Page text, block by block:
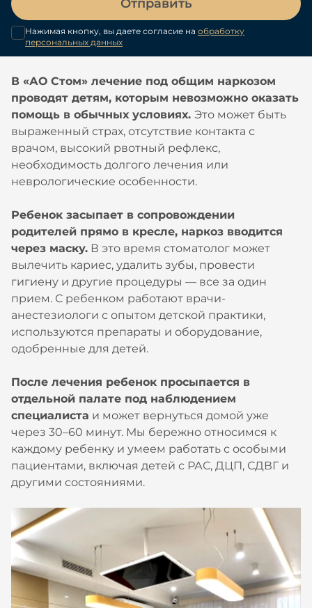
Отправить
Нажимая кнопку, вы даете согласие на обработку
персональных данных
В «АО Стом» лечение под общим наркозом
проводят детям, которым невозможно оказать
помощь в обычных условиях. Это может быть
выраженный страх, отсутствие контакта с
врачом, высокий рвотный рефлекс,
необходимость долгого лечения или
неврологические особенности.
Ребенок засыпает в сопровождении
родителей прямо в кресле, наркоз вводится
через маску. В это время стоматолог может
вылечить кариес, удалить зубы, провести
гигиену и другие процедуры — все за один
прием. С ребенком работают врачи-
анестезиологи с опытом детской практики,
используются препараты и оборудование,
одобренные для детей.
После лечения ребенок просыпается в
отдельной палате под наблюдением
специалиста и может вернуться домой уже
через 30–60 минут. Мы бережно относимся к
каждому ребенку и умеем работать с особыми
пациентами, включая детей с РАС, ДЦП, СДВГ и
другими состояниями.